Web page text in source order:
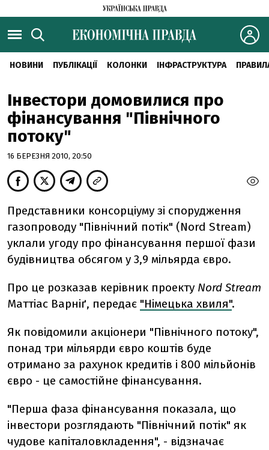
НОВИНИ ПУБЛІКАЦІЇ КОЛОНКИ ІНФРАСТРУКТУРА
Інвестори домовилися про
фінансування "Північного
потоку"
16 БЕРЕЗНЯ 2010, 20:50
Представники консорціуму зі спорудження
газопроводу "Північний потік" (Nord Stream)
уклали угоду про фінансування першої фази
будівництва обсягом у 3,9 мільярда євро.
Про це розказав керівник проекту Nord Stream
Маттіас Варніґ, передає "Німецька хвиля".
Як повідомили акціонери "Північного потоку",
понад три мільярди євро коштів буде
отримано за рахунок кредитів і 800 мільйонів
євро - це самостійне фінансування.
"Перша фаза фінансування показала, що
інвестори розглядають "Північний потік" як
чудове капіталовкладення", - відзначає